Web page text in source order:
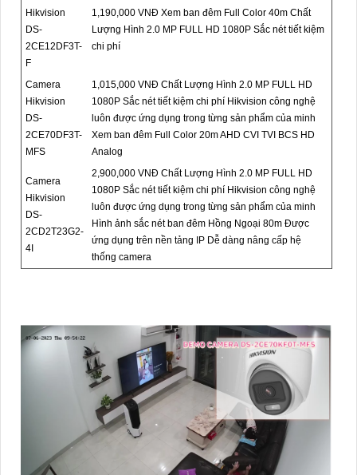
Hikvision
DS-
2CE12DF3T-
F
1,190,000 VNĐ Xem ban đêm Full Color 40m Chất
Lượng Hình 2.0 MP FULL HD 1080P Sắc nét tiết kiệm
chi phí
Camera
Hikvision
DS-
2CE70DF3T-
MFS
1,015,000 VNĐ Chất Lượng Hình 2.0 MP FULL HD
1080P Sắc nét tiết kiệm chi phí Hikvision công nghệ
luôn được ứng dụng trong từng sản phẩm của minh
Xem ban đêm Full Color 20m AHD CVI TVI BCS HD
Analog
Camera
Hikvision
DS-
2CD2T23G2-
4I
2,900,000 VNĐ Chất Lượng Hình 2.0 MP FULL HD
1080P Sắc nét tiết kiệm chi phí Hikvision công nghệ
luôn được ứng dụng trong từng sản phẩm của minh
Hình ảnh sắc nét ban đêm Hồng Ngoại 80m Được
ứng dụng trên nền tảng IP Dễ dàng nâng cấp hệ
thống camera